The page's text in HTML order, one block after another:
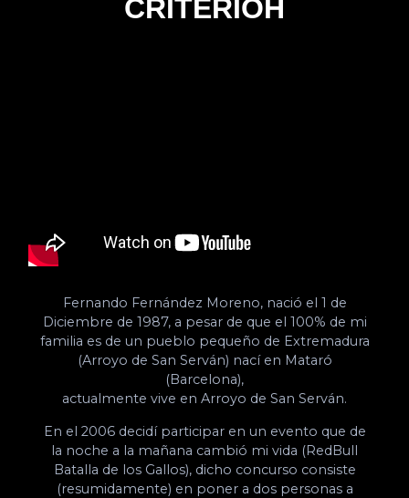
CRITERIOH
Fernando Fernández Moreno, nació el 1 de
Diciembre de 1987, a pesar de que el 100% de mi
familia es de un pueblo pequeño de Extremadura
(Arroyo de San Serván) nací en Mataró
(Barcelona),
actualmente vive en Arroyo de San Serván.
En el 2006 decidí participar en un evento que de
la noche a la mañana cambió mi vida (RedBull
Batalla de los Gallos), dicho concurso consiste
(resumidamente) en poner a dos personas a